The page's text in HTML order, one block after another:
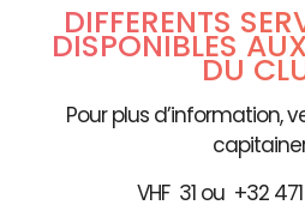
DIFFÉRENTS
DISPONIBLES
DU
Pour plus d’information,
VHF 31 ou +32